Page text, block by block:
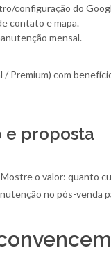
configuração do
contato e mapa.
mensal.
Premium) com
e proposta
o valor: quanto
no pós-venda